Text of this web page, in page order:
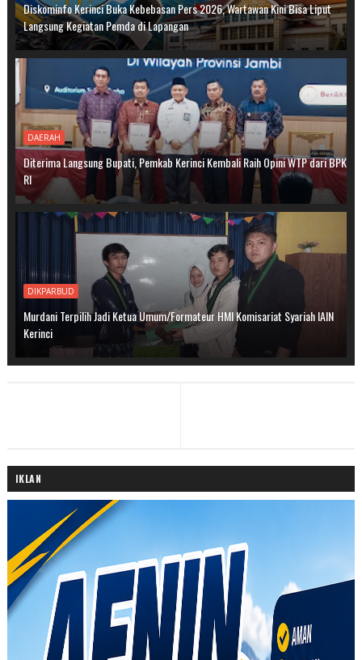
Diskominfo Kerinci Buka Kebebasan Pers 2026, Wartawan Kini Bisa Liput
Langsung Kegiatan Pemda di Lapangan
DAERAH
Diterima Langsung Bupati, Pemkab Kerinci Kembali Raih Opini WTP dari BPK
RI
DIKPARBUD
Murdani Terpilih Jadi Ketua Umum/Formateur HMI Komisariat Syariah IAIN
Kerinci
IKLAN